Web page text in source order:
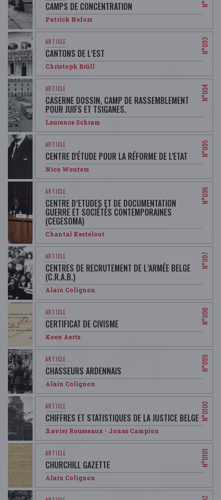
CAMPS DE CONCENTRATION
Patrick Nefors
CANTONS DE L’EST
Christoph Brüll
CASERNE DOSSIN, CAMP DE RASSEMBLEMENT
POUR JUIFS ET TSIGANES.
Laurence Schram
CENTRE D'ÉTUDE POUR LA RÉFORME DE L'ETAT
Nico Wouters
CENTRE D’ETUDES ET DE DOCUMENTATION
GUERRE ET SOCIÉTÉS CONTEMPORAINES
(CEGESOMA)
Chantal Kesteloot
CENTRES DE RECRUTEMENT DE L’ARMÉE BELGE
(C.R.A.B.)
Alain Colignon
CERTIFICAT DE CIVISME
Koen Aerts
CHASSEURS ARDENNAIS
Alain Colignon
CHIFFRES ET STATISTIQUES DE LA JUSTICE BELGE
Xavier Rousseaux - Jonas Campion
CHURCHILL GAZETTE
Alain Colignon